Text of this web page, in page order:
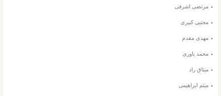
مرتضی اشرفی
مجتبی کبیری
مهدی مقدم
محمد یاوری
میثاق راد
میثم ابراهیمی